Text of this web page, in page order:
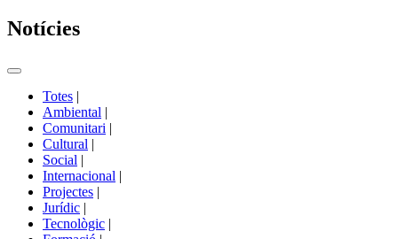
Notícies
Commutador
portals
Totes |
Ambiental |
Comunitari |
Cultural |
Social |
Internacional |
Projectes |
Jurídic |
Tecnològic |